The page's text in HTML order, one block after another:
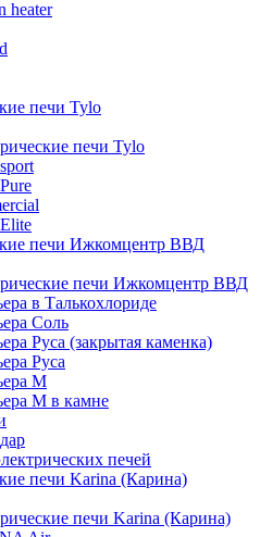
heater
печи Tylo
печи Tylo
печи Ижкомцентр ВВД
печи Ижкомцентр ВВД
в Талькохлориде
Cоль
Руса (закрытая каменка)
Руса
М
М в камне
печей
печи Karina (Карина)
печи Karina (Карина)